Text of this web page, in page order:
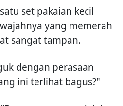
set pakaian kecil
yang memerah
sangat tampan.
dengan perasaan
ini terlihat bagus?"